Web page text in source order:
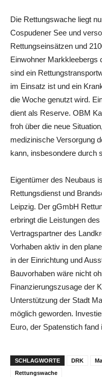
Die Rettungswache liegt
Cospudener See und
Rettungseinsätzen und
Einwohner Markkleebergs
sind ein
im Einsatz ist und ein
die Woche genutzt wird.
dient als Reserve. OBM
froh über die neue
medizinische Versorgung
kann, insbesondere durch
Eigentümer des Neubaus
Rettungsdienst und
Leipzig. Der gGmbH
erbringt die Leistungen
Vertragspartner des
Vorhaben aktiv in den
in der Einrichtung und
Bauvorhaben wäre nicht
Finanzierungszusage der
Unterstützung der Stadt
möglich geworden.
Euro, der Spatenstich
SCHLAGWORTE DRK
Rettungswache